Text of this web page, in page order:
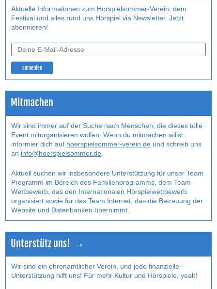
Aktuelle Informationen zum Hörspielsommer-Verein, dem
Festival und alles rund uns Hörspiel via Newsletter. Jetzt
abonnieren!
Mitmachen
Wir sind immer auf der Suche nach Menschen, die dieses tolle
Event mitorganisieren wollen. Wenn du mitmachen willst
informier dich auf hoerspielsommer-verein.de und schreib uns
an info@hoerspielsommer.de
Aktuell suchen wir insbesondere Unterstützung für unser Team
Programm im Bereich des Familienprogramms, dem Team
Wettbewerb, das den Internatio­nalen Hörspielwettbewerb
organisiert sowie für das Team Internet, das die Betreuung der
Website und Datenbanken übernimmt.
Unterstütz uns! →
Wir sind ein ehrenamtlicher Verein, und jede finanzielle
Unterstützung hilft uns! Für mehr Kultur und Hörspiele, yeah!